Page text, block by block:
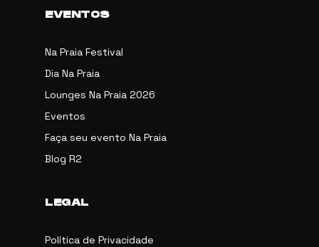
EVENTOS
Na Praia Festival
Dia Na Praia
Lounges Na Praia 2026
Eventos
Faça seu evento Na Praia
Blog R2
LEGAL
Política de Privacidade